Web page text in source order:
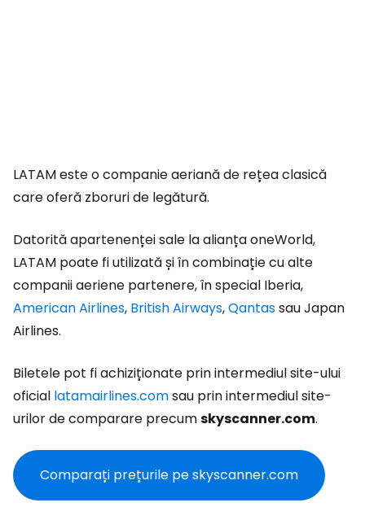
LATAM este o companie aeriană de rețea clasică
care oferă zboruri de legătură.
Datorită apartenenței sale la alianța oneWorld,
LATAM poate fi utilizată și în combinație cu alte
companii aeriene partenere, în special Iberia,
American Airlines, British Airways,Qantassau Japan
Airlines.
Biletele pot fi achiziționate prin intermediul site-ului
oficial latamairlines.comsau prin intermediul site-
urilor de comparare precumskyscanner.com.
Comparați prețurile pe skyscanner.com